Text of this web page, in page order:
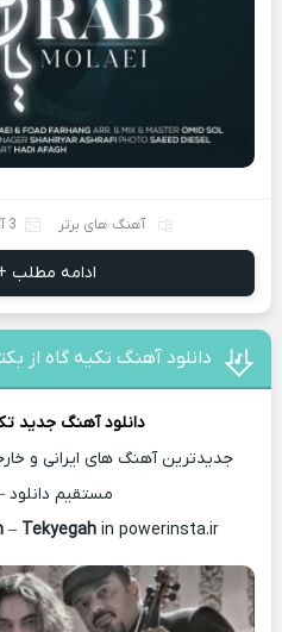
آهنگ های برتر 3 آوریل 2024
ادامه مطلب +
دانلود آهنگ تکیه گاه از
دانلود آهنگ جدید
جدیدترین آهنگ های ایرانی و
مستقیم دانلود
– Tekyegah in powerinsta.ir